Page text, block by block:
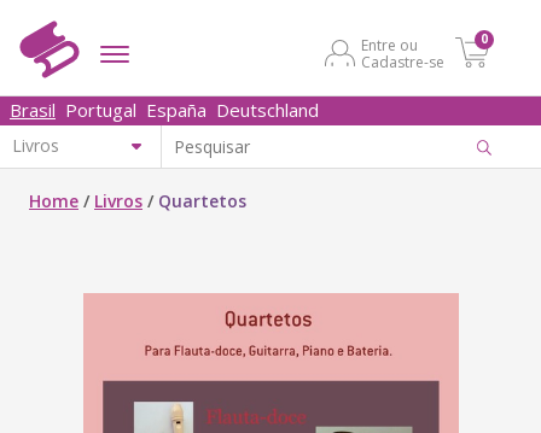
Entre ou
Cadastre-se
0
Brasil Portugal España Deutschland
Home / Livros / Quartetos